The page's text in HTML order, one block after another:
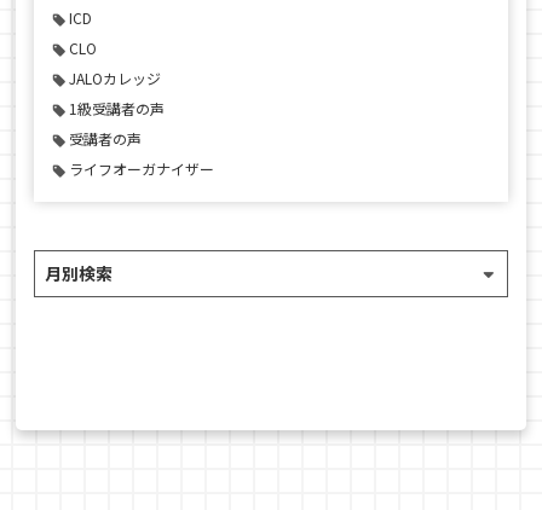
ICD
CLO
JALOカレッジ
1級受講者の声
受講者の声
ライフオーガナイザー